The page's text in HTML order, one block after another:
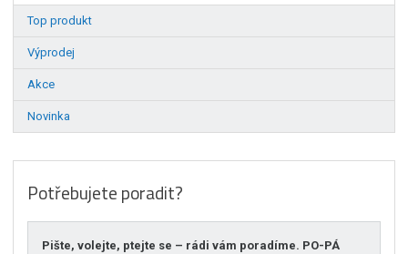
Top produkt
Výprodej
Akce
Novinka
Potřebujete poradit?
Pište, volejte, ptejte se – rádi vám poradíme. PO-PÁ